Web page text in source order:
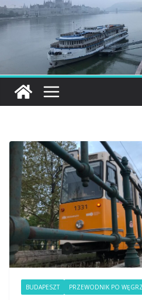
BUDAPESZT PRZEWODNIK PO